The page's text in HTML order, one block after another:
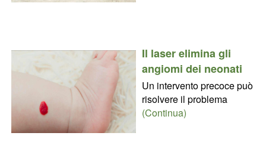
Il laser elimina gli
angiomi dei neonati
Un intervento precoce può
risolvere il problema
(Continua)